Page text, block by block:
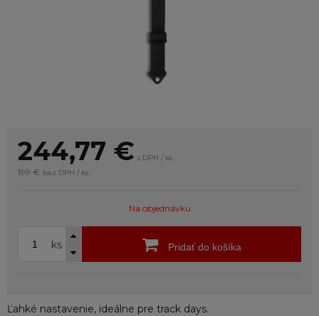
244,77 € s DPH / ks
199 € bez DPH / ks
Na objednávku
ks Pridať do košíka
Ľahké nastavenie, ideálne pre track days.